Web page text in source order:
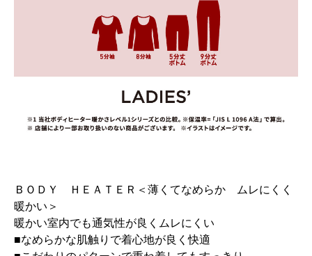
ＢＯＤＹ ＨＥＡＴＥＲ＜薄くてなめらか ムレにくく
暖かい＞
暖かい室内でも通気性が良くムレにくい
■なめらかな肌触りで着心地が良く快適